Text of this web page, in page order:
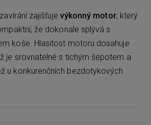
zajišťuje výkonný motor, který
že dokonale splývá s
koše. Hlasitost motoru dosahuje
je srovnatelné s tichým šepotem a
u konkurenčních bezdotykových